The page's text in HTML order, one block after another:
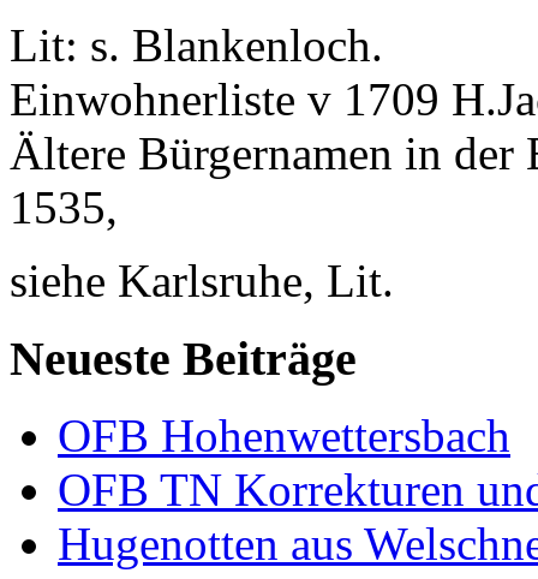
Lit: s. Blankenloch.
Einwohnerliste v 1709
Ältere Bürgernamen in der
1535,
siehe Karlsruhe, Lit.
Neueste Beiträge
OFB Hohenwettersbach
OFB TN Korrekturen
Hugenotten aus